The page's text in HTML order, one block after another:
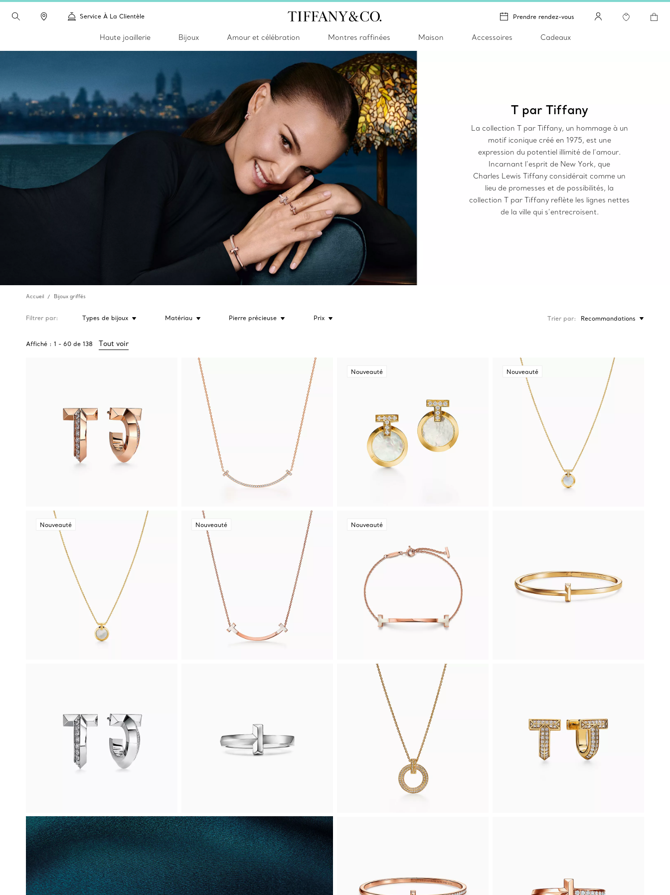
Service À La Clientèle Prendre rendez-vous
Haute joaillerie Bijoux Amour et célébration Montres raffinées Maison Accessoires Cadeaux
T par Tiffany
La collection T par Tiffany, un hommage à un
motif iconique créé en 1975, est une
expression du potentiel illimité de l’amour.
Incarnant l’esprit de New York, que
Charles Lewis Tiffany considérait comme un
lieu de promesses et de possibilités, la
collection T par Tiffany reflète les lignes nettes
de la ville qui s’entrecroisent.
Accueil Bijoux griffés
Filtrer par Types de bijoux Matériau Pierre précieuse Prix
Affiché : 1 - 60 de 138 Tout voir
Trier par Recommandations
Nouveauté Nouveauté
Nouveauté Nouveauté Nouveauté